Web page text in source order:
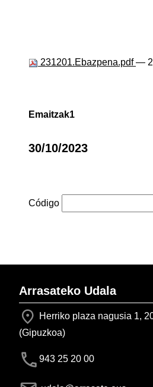
231201.Ebazpena.pdf—
Emaitzak1
30/10/2023
Código
Arrasateko Udala
Herriko plaza nagusia 1,
(Gipuzkoa)
943 25 20 00